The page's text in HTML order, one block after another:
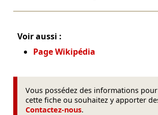
Voir aussi :
Page Wikipédia
Vous possédez des informations
cette fiche ou souhaitez y apporter
Contactez-nous.